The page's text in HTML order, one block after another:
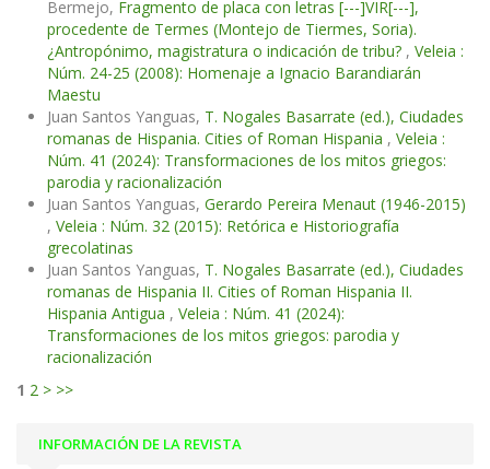
Bermejo, Fragmento de placa con letras [---]VIR[---],
procedente de Termes (Montejo de Tiermes, Soria).
¿Antropónimo, magistratura o indicación de tribu? , Veleia :
Núm. 24-25 (2008): Homenaje a Ignacio Barandiarán
Maestu
Juan Santos Yanguas, T. Nogales Basarrate (ed.), Ciudades
romanas de Hispania. Cities of Roman Hispania , Veleia :
Núm. 41 (2024): Transformaciones de los mitos griegos:
parodia y racionalización
Juan Santos Yanguas, Gerardo Pereira Menaut (1946-2015)
, Veleia : Núm. 32 (2015): Retórica e Historiografía
grecolatinas
Juan Santos Yanguas, T. Nogales Basarrate (ed.), Ciudades
romanas de Hispania II. Cities of Roman Hispania II.
Hispania Antigua , Veleia : Núm. 41 (2024):
Transformaciones de los mitos griegos: parodia y
racionalización
1 2 > >>
INFORMACIÓN DE LA REVISTA